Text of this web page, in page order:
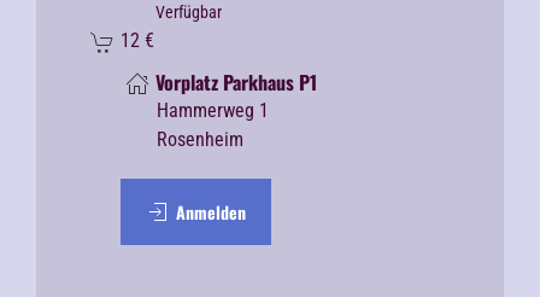
Verfügbar
12 €
Vorplatz Parkhaus P1
Hammerweg 1
Rosenheim
Anmelden